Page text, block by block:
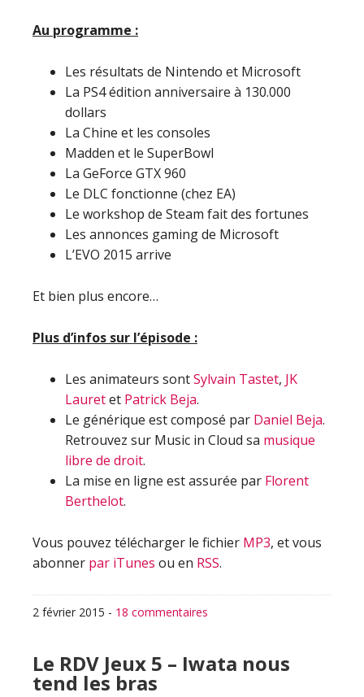
Au programme :
Les résultats de Nintendo et Microsoft
La PS4 édition anniversaire à 130.000
dollars
La Chine et les consoles
Madden et le SuperBowl
La GeForce GTX 960
Le DLC fonctionne (chez EA)
Le workshop de Steam fait des fortunes
Les annonces gaming de Microsoft
L’EVO 2015 arrive
Et bien plus encore…
Plus d’infos sur l’épisode :
Les animateurs sontSylvain Tastet, JK
Lauretet Patrick Beja.
Le générique est composé par Daniel Beja.
Retrouvez sur Music in Cloud sa musique
libre de droit.
La mise en ligne est assurée par Florent
Berthelot.
Vous pouvez télécharger le fichier MP3, et vous
abonner par iTunes ou en RSS.
2 février 2015 - 18 commentaires
Le RDV Jeux 5 – Iwata nous
tend les bras